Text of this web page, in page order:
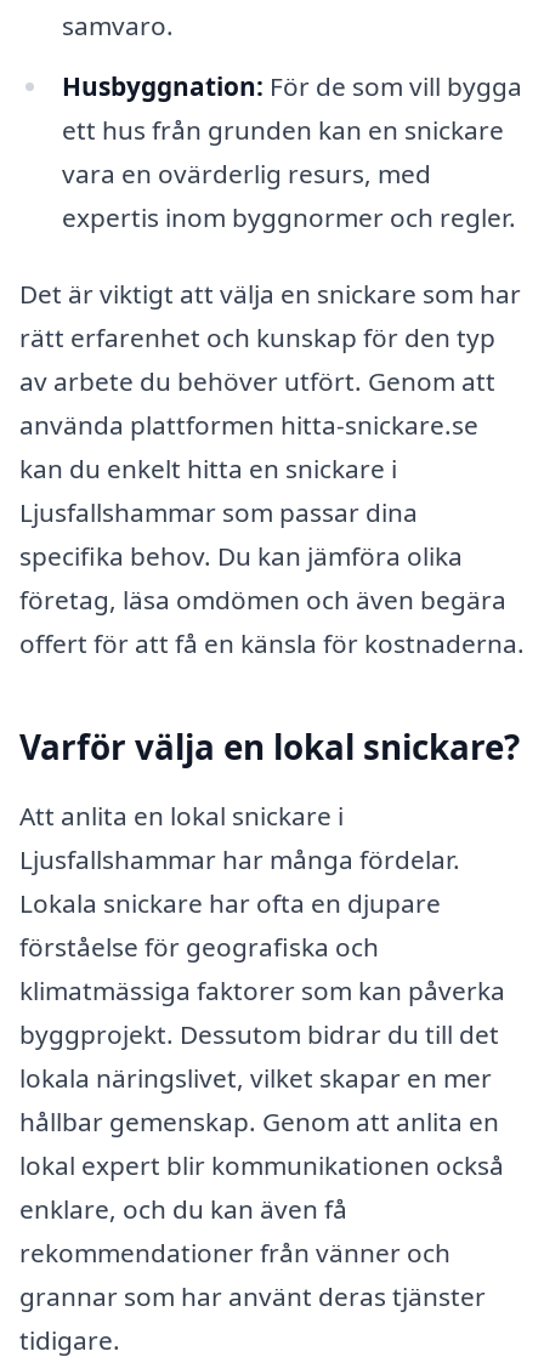
samvaro.
Husbyggnation: För de som vill bygga
ett hus från grunden kan en snickare
vara en ovärderlig resurs, med
expertis inom byggnormer och regler.
Det är viktigt att välja en snickare som har
rätt erfarenhet och kunskap för den typ
av arbete du behöver utfört. Genom att
använda plattformen hitta-snickare.se
kan du enkelt hitta en snickare i
Ljusfallshammar som passar dina
specifika behov. Du kan jämföra olika
företag, läsa omdömen och även begära
offert för att få en känsla för kostnaderna.
Varför välja en lokal snickare?
Att anlita en lokal snickare i
Ljusfallshammar har många fördelar.
Lokala snickare har ofta en djupare
förståelse för geografiska och
klimatmässiga faktorer som kan påverka
byggprojekt. Dessutom bidrar du till det
lokala näringslivet, vilket skapar en mer
hållbar gemenskap. Genom att anlita en
lokal expert blir kommunikationen också
enklare, och du kan även få
rekommendationer från vänner och
grannar som har använt deras tjänster
tidigare.